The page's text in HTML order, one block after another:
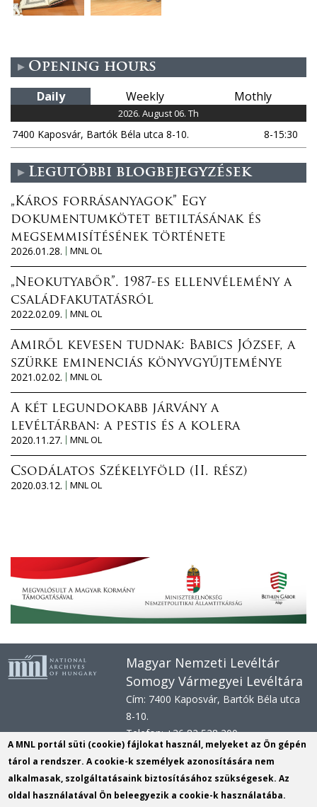
Opening hours
Daily Weekly Mothly
2026. August 06. Th
7400 Kaposvár, Bartók Béla utca 8-10. 8-15:30
Legutóbbi blogbejegyzések
„Káros forrásanyagok” Egy
dokumentumkötet betiltásának és
megsemmisítésének története
2026.01.28.
MNL OL
„Neokutyabőr”. 1987-es ellenvélemény a
családfakutatásról
2022.02.09.
MNL OL
Amiről kevesen tudnak: Babics József, a
szürke eminenciás könyvgyűjteménye
2021.02.02.
MNL OL
A két legundokabb járvány a
levéltárban: a pestis és a kolera
2020.11.27.
MNL OL
Csodálatos Székelyföld (II. rész)
2020.03.12.
MNL OL
Magyar Nemzeti Levéltár
Somogy Vármegyei Levéltára
Cím: 7400 Kaposvár, Bartók Béla utca
8-10.
Telefon: +36 82 528 200
E-mail: svl@mnl.gov.hu
Honlap: www.mnl.gov.hu/sml
Hivatali kapu azonosító: MNLSML
A MNL portál süti (cookie) fájlokat használ, melyeket az Ön gépén
tárol a rendszer. A cookie-k személyek azonosítására nem
alkalmasak, szolgáltatásaink biztosításához szükségesek. Az
oldal használatával Ön beleegyezik a cookie-k használatába.